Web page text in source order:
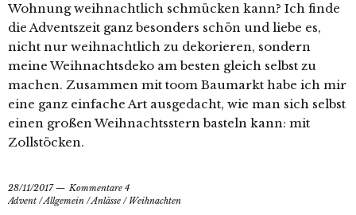
Wohnung weihnachtlich schmücken kann? Ich finde
die Adventszeit ganz besonders schön und liebe es,
nicht nur weihnachtlich zu dekorieren, sondern
meine Weihnachtsdeko am besten gleich selbst zu
machen. Zusammen mit toom Baumarkt habe ich mir
eine ganz einfache Art ausgedacht, wie man sich selbst
einen großen Weihnachtsstern basteln kann: mit
Zollstöcken.
28/11/2017
Kommentare 4
Advent /Allgemein /Anlässe / Weihnachten